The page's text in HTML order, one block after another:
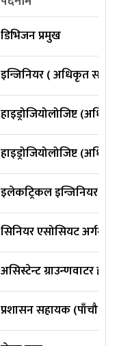
डिभिजन प्रमुख
इन्जिनियर ( अधिकृत सातौं)
हाइड्रोजियोलोजिष्ट (अधिकृत
हाइड्रोजियोलोजिष्ट (अधिकृत
इलेकट्रिकल इन्जिनियर
सिनियर एसोसियट
असिस्टेन्ट ग्राउन्णवाटर
प्रशासन सहायक (पाँचौ)